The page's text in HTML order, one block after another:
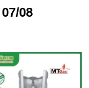
08